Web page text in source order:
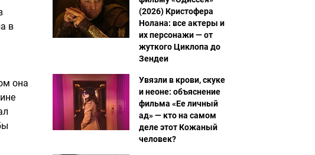
в
она
(2026) Кристофера
Нолана: все актеры и
их персонажи — от
жуткого Циклопа до
Зендеи
Увязли в крови, скуке
и неоне: объяснение
фильма «Ее личный
ад» — кто на самом
деле этот Кожаный
человек?